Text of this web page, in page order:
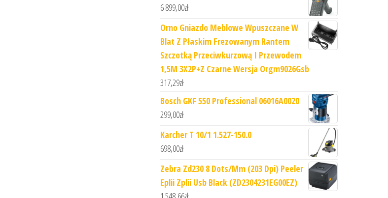
6 899,00zł
Orno Gniazdo Meblowe Wpuszczane W
Blat Z Płaskim Frezowanym Rantem
Szczotką Przeciwkurzową I Przewodem
1,5M 3X2P+Z Czarne Wersja Orgm9026Gsb
317,29zł
Bosch GKF 550 Professional 06016A0020
299,00zł
Karcher T 10/1 1.527-150.0
698,00zł
Zebra Zd230 8 Dots/Mm (203 Dpi) Peeler
Eplii Zplii Usb Black (ZD2304231EG00EZ)